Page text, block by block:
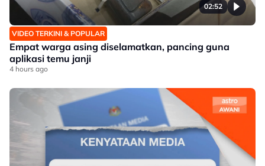
02:52
VIDEO TERKINI & POPULAR
Empat warga asing diselamatkan, pancing guna
aplikasi temu janji
4 hours ago